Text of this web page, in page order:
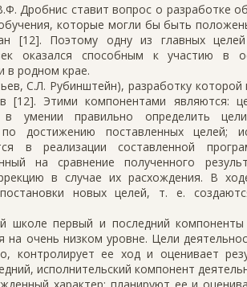
Дробнис ставит вопрос о разработке
которые могли бы быть
[12]. Поэтому одну из главных целей
оказался способным к участию в
в родном крае.
С.Л. Рубинштейн), разработку
[12]. Этими компонентами являются:
умении правильно определить
достижению поставленных целей;
в реализации составленной
на сравнение полученного
в случае их расхождения. В
новых целей, т. е.
первый и последний компоненты
очень низком уровне. Цели
контролирует ее ход и оценивает
исполнительский компонент